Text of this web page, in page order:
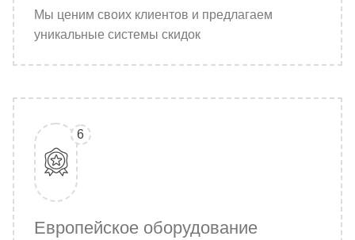
Мы ценим своих клиентов и предлагаем
уникальные системы скидок
6
Европейское оборудование